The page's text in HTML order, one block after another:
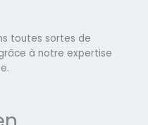
toutes sortes de
à notre expertise